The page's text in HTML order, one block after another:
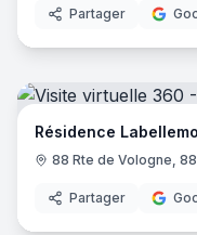
Partager
Résidence
88 Rte de Vologne,
Partager